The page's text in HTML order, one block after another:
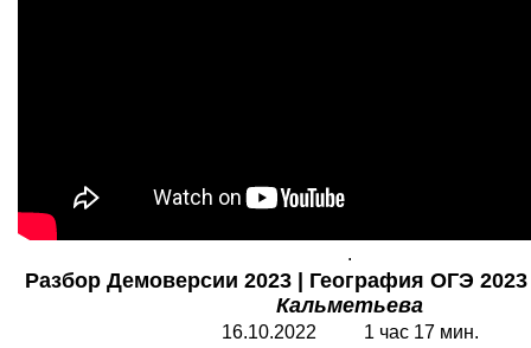
.
Разбор Демоверсии 2023 | География ОГЭ
Кальметьева
16.10.2022 1 час 17 мин.